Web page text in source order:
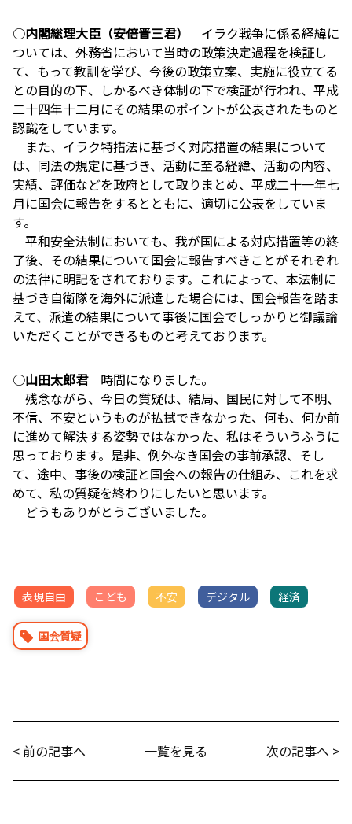
○内閣総理大臣（安倍晋三君）
イラク戦争に係る経緯に
ついては、外務省において当時の政策決定過程を検証し
て、もって教訓を学び、今後の政策立案、実施に役立てる
との目的の下、しかるべき体制の下で検証が行われ、平成
二十四年十二月にその結果のポイントが公表されたものと
認識をしています。
また、イラク特措法に基づく対応措置の結果について
は、同法の規定に基づき、活動に至る経緯、活動の内容、
実績、評価などを政府として取りまとめ、平成二十一年七
月に国会に報告をするとともに、適切に公表をしていま
す。
平和安全法制においても、我が国による対応措置等の終
了後、その結果について国会に報告すべきことがそれぞれ
の法律に明記をされております。これによって、本法制に
基づき自衛隊を海外に派遣した場合には、国会報告を踏ま
えて、派遣の結果について事後に国会でしっかりと御議論
いただくことができるものと考えております。
○山田太郎君時間になりました。
残念ながら、今日の質疑は、結局、国民に対して不明、
不信、不安というものが払拭できなかった、何も、何か前
に進めて解決する姿勢ではなかった、私はそういうふうに
思っております。是非、例外なき国会の事前承認、そし
て、途中、事後の検証と国会への報告の仕組み、これを求
めて、私の質疑を終わりにしたいと思います。
どうもありがとうございました。
表現自由 こども 不安 デジタル 経済
国会質疑
< 前の記事へ 一覧を見る 次の記事へ >